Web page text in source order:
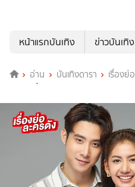
หน้าแรกบันเทิง
ข่าวบันเทิง
อ่าน บันเทิงดารา เรื่องย่อ
ทระนง ช่อง 7HD (ตอนจบ)